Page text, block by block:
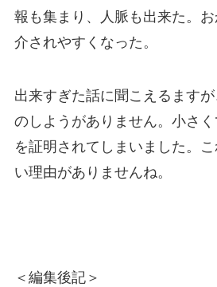
報も集まり、人脈も出来た。
介されやすくなった。
出来すぎた話に聞こえるます
のしようがありません。小さ
を証明されてしまいました。
い理由がありませんね。
＜編集後記＞